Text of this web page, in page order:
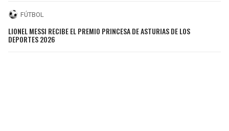
FÚTBOL
LIONEL MESSI RECIBE EL PREMIO PRINCESA DE ASTURIAS DE LOS
DEPORTES 2026